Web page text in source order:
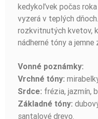
kedykoľvek počas
vyzerá v teplých
rozkvitnutých kvetov,
nádherné tóny a jemne
Vonné poznámky:
Vrchné tóny:
Srdce: frézia, jazmín,
Základné tóny:
santalové drevo.